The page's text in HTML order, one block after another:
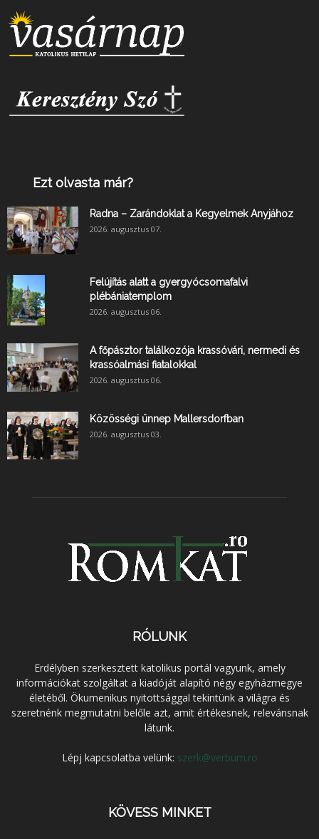
Ezt olvasta már?
Radna – Zarándoklat a Kegyelmek Anyjához
2026. augusztus 07.
Felújítás alatt a gyergyócsomafalvi
plébániatemplom
2026. augusztus 06.
A főpásztor találkozója krassóvári, nermedi és
krassóalmási fiatalokkal
2026. augusztus 06.
Közösségi ünnep Mallersdorfban
2026. augusztus 03.
RÓLUNK
Erdélyben szerkesztett katolikus portál vagyunk, amely
információkat szolgáltat a kiadóját alapító négy egyházmegye
életéből. Ökumenikus nyitottsággal tekintünk a világra és
szeretnénk megmutatni belőle azt, amit értékesnek, relevánsnak
látunk.
Lépj kapcsolatba velünk: szerk@verbum.ro
KÖVESS MINKET